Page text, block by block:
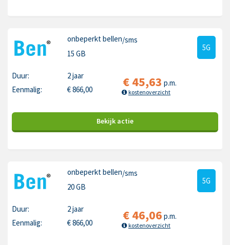
onbeperkt bellen/sms
15 GB
5G
Duur:
2 jaar
Eenmalig:
€866,00 €45,63 p.m.
kostenoverzicht
Bekijk actie
onbeperkt bellen/sms
20 GB
5G
Duur:
2 jaar
Eenmalig:
€866,00 €46,06 p.m.
kostenoverzicht